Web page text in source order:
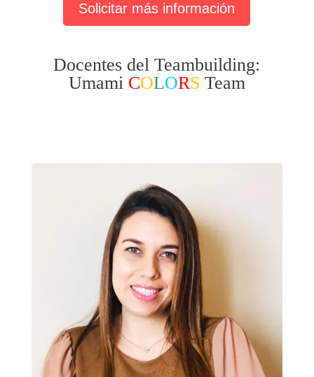
Solicitar más información
Docentes del Teambuilding:
Umami COLORS Team